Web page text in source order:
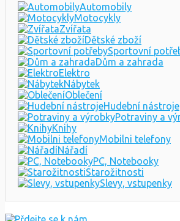
Automobily
Motocykly
Zvířata
Dětské zboží
Sportovní
Dům a zahrada
Elektro
Nábytek
Oblečení
Hudební nástroje
Potraviny a
Knihy
Mobilni telefony
Nářadí
PC, Notebooky
Starožitnosti
Slevy, vstupenky